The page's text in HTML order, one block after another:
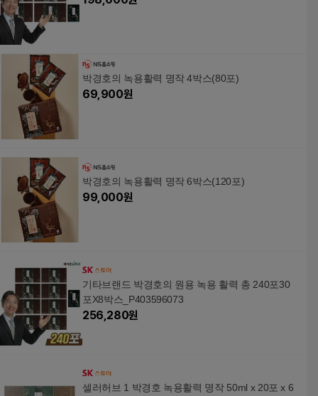
박경호의 녹용활력 명작 4박스(80포)
69,900원
박경호의 녹용활력 명작 6박스(120포)
99,000원
기타브랜드 박경호의 원용 녹용 활력 총 240포30
포X8박스_P403596073
256,280원
셀러허브 1 박경호 녹용활력 명작 50ml x 20포 x 6